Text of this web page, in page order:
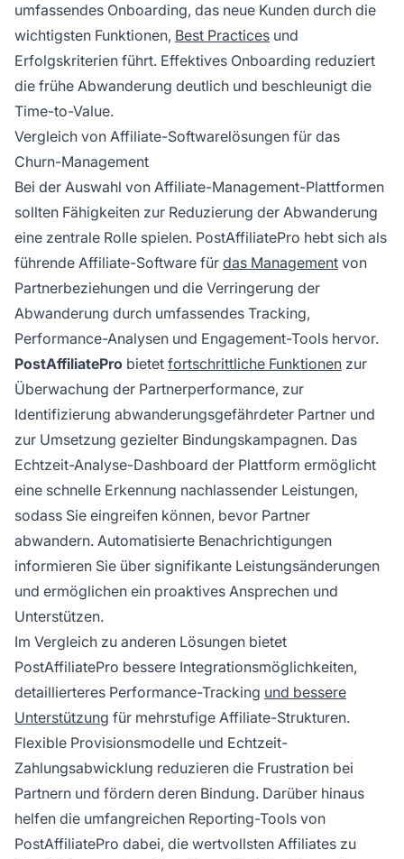
umfassendes Onboarding, das neue Kunden durch die
wichtigsten Funktionen, Best Practices und
Erfolgskriterien führt. Effektives Onboarding reduziert
die frühe Abwanderung deutlich und beschleunigt die
Time-to-Value.
Vergleich von Affiliate-Softwarelösungen für das
Churn-Management
Bei der Auswahl von Affiliate-Management-Plattformen
sollten Fähigkeiten zur Reduzierung der Abwanderung
eine zentrale Rolle spielen. PostAffiliatePro hebt sich als
führende Affiliate-Software für das Management von
Partnerbeziehungen und die Verringerung der
Abwanderung durch umfassendes Tracking,
Performance-Analysen und Engagement-Tools hervor.
PostAffiliatePro bietet fortschrittliche Funktionen zur
Überwachung der Partnerperformance, zur
Identifizierung abwanderungsgefährdeter Partner und
zur Umsetzung gezielter Bindungskampagnen. Das
Echtzeit-Analyse-Dashboard der Plattform ermöglicht
eine schnelle Erkennung nachlassender Leistungen,
sodass Sie eingreifen können, bevor Partner
abwandern. Automatisierte Benachrichtigungen
informieren Sie über signifikante Leistungsänderungen
und ermöglichen ein proaktives Ansprechen und
Unterstützen.
Im Vergleich zu anderen Lösungen bietet
PostAffiliatePro bessere Integrationsmöglichkeiten,
detaillierteres Performance-Tracking und bessere
Unterstützung für mehrstufige Affiliate-Strukturen.
Flexible Provisionsmodelle und Echtzeit-
Zahlungsabwicklung reduzieren die Frustration bei
Partnern und fördern deren Bindung. Darüber hinaus
helfen die umfangreichen Reporting-Tools von
PostAffiliatePro dabei, die wertvollsten Affiliates zu